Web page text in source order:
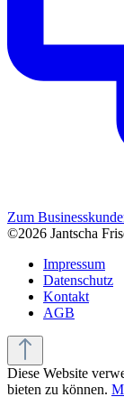
Zum
©2026 Jantscha
Impressum
Datenschutz
Kontakt
AGB
Diese Website
bieten zu können.